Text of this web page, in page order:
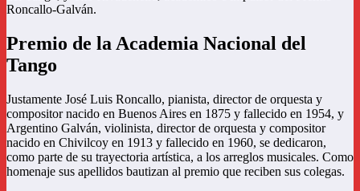
Roncallo-Galván.
Premio de la Academia Nacional del
Tango
Justamente José Luis Roncallo, pianista, director de orquesta y
compositor nacido en Buenos Aires en 1875 y fallecido en 1954, y
Argentino Galván, violinista, director de orquesta y compositor
nacido en Chivilcoy en 1913 y fallecido en 1960, se dedicaron,
como parte de su trayectoria artística, a los arreglos musicales. Como
homenaje sus apellidos bautizan al premio que reciben sus colegas.